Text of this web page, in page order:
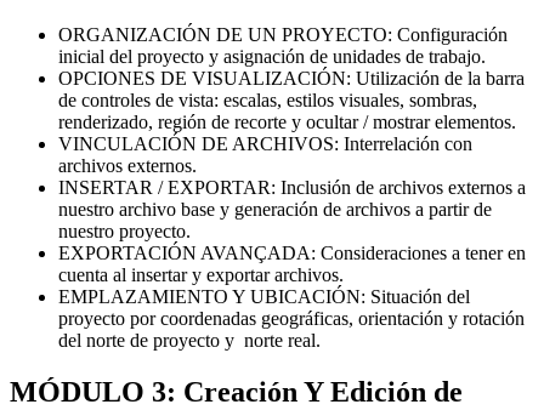
ORGANIZACIÓN DE UN PROYECTO: Configuración
inicial del proyecto y asignación de unidades de trabajo.
OPCIONES DE VISUALIZACIÓN: Utilización de la barra
de controles de vista: escalas, estilos visuales, sombras,
renderizado, región de recorte y ocultar / mostrar elementos.
VINCULACIÓN DE ARCHIVOS: Interrelación con
archivos externos.
INSERTAR / EXPORTAR: Inclusión de archivos externos a
nuestro archivo base y generación de archivos a partir de
nuestro proyecto.
EXPORTACIÓN AVANÇADA: Consideraciones a tener en
cuenta al insertar y exportar archivos.
EMPLAZAMIENTO Y UBICACIÓN: Situación del
proyecto por coordenadas geográficas, orientación y rotación
del norte de proyecto y norte real.
MÓDULO 3: Creación Y Edición de